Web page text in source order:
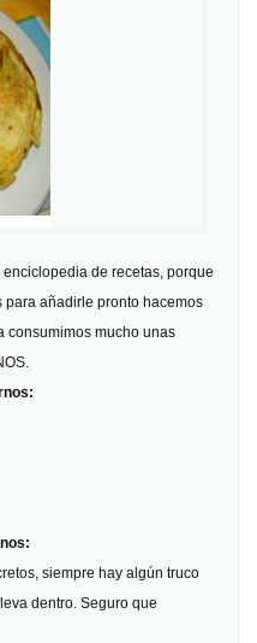
de recetas, porque
añadirle pronto hacemos
consumimos mucho unas
siempre hay algún truco
dentro. Seguro que